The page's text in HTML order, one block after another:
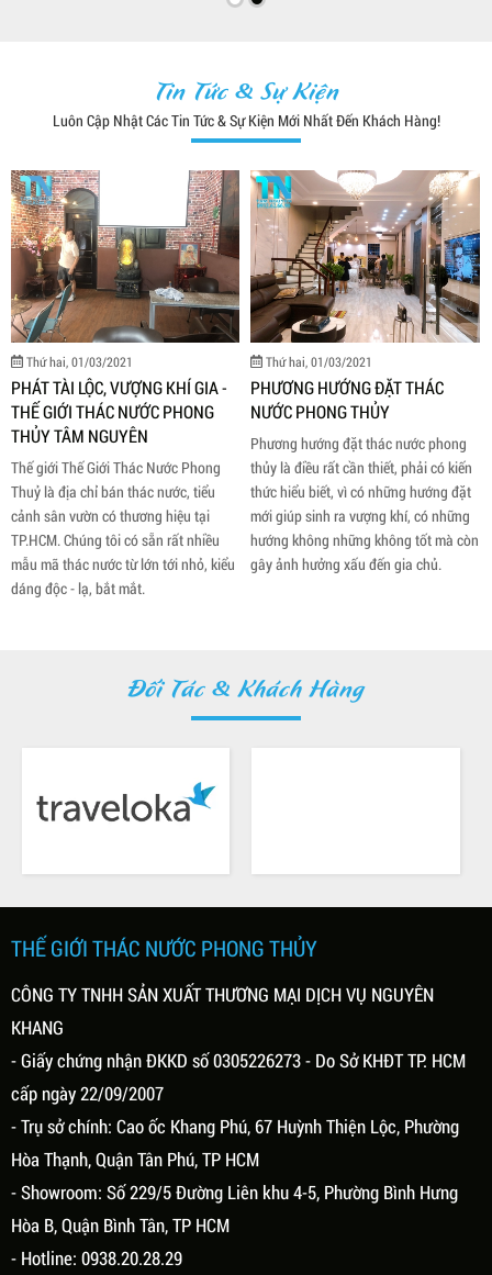
tư vấn nhiệt tình
Tin Tức & Sự Kiện
Luôn Cập Nhật Các Tin Tức & Sự Kiện Mới Nhất Đến Khách Hàng!
01/03/2021
LỘC, VƯỢNG KHÍ GIA -
THÁC NƯỚC PHONG
NGUYÊN
Thế Giới Thác Nước Phong
địa chỉ bán thác nước, tiểu
vườn có thương hiệu tại
Chúng tôi có sẵn rất nhiều
thác nước từ lớn tới nhỏ, kiểu
- lạ, bắt mắt.
Thứ hai, 01/03/2021
PHƯƠNG HƯỚNG ĐẶT THÁC
NƯỚC PHONG THỦY
Phương hướng đặt thác nước phong
thủy là điều rất cần thiết, phải có kiến
thức hiểu biết, vì có những hướng đặt
mới giúp sinh ra vượng khí, có những
hướng không những không tốt mà còn
gây ảnh hưởng xấu đến gia chủ.
01/03/2021
nước, thác nước kết hợp
hiện lại phong cảnh thiên
Thứ hai, 01/03/2021
gian sống. Theo phong thủy thì nước
biểu tượng cho sự thịnh vượng, giàu
không gian, tăng tính thẩm mỹ thì nó
Đối Tác & Khách Hàng
THẾ GIỚI THÁC NƯỚC PHONG THỦY
CÔNG TY TNHH SẢN XUẤT THƯƠNG MẠI DỊCH VỤ NGUYÊN
KHANG
- Giấy chứng nhận ĐKKD số 0305226273 - Do Sở KHĐT TP. HCM
cấp ngày 22/09/2007
- Trụ sở chính: Cao ốc Khang Phú, 67 Huỳnh Thiện Lộc, Phường
Hòa Thạnh, Quận Tân Phú, TP HCM
- Showroom: Số 229/5 Đường Liên khu 4-5, Phường Bình Hưng
Hòa B, Quận Bình Tân, TP HCM
- Hotline: 0938.20.28.29